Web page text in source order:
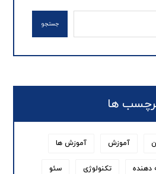
جستجو
ها
آموزش آموزش ها
دهنده تکنولوژی سئو